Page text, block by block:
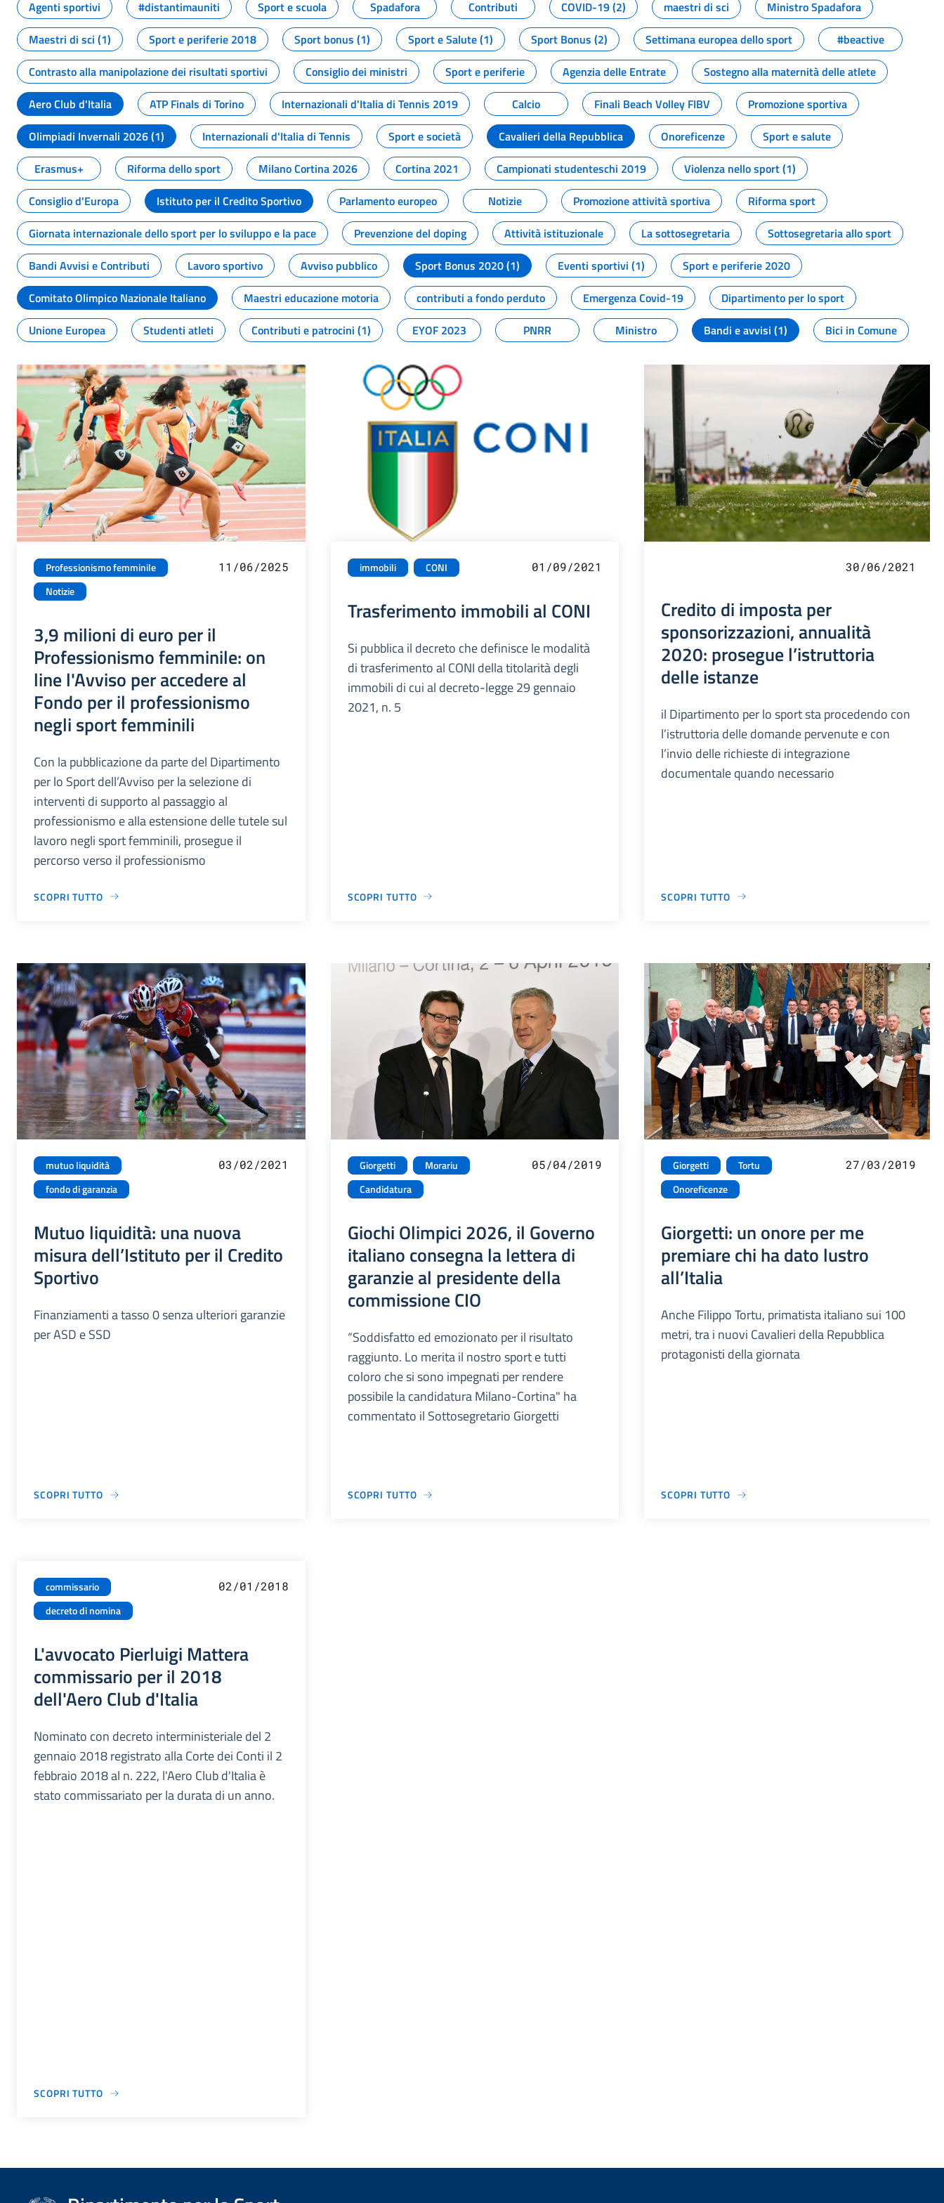
Agenti sportivi
#distantimauniti Sport e scuola Spadafora Contributi COVID-19 (2) maestri di sci
Ministro Spadafora
Maestri di sci (1)
Sport e periferie 2018 Sport bonus (1) Sport e Salute (1) Sport Bonus (2) Settimana europea dello sport
#beactive
Contrasto alla manipolazione dei risultati sportivi
Consiglio dei ministri Sport e periferie Agenzia delle Entrate
Sostegno alla maternità delle atlete
Aero Club d'Italia
ATP Finals di Torino Internazionali d'Italia di Tennis 2019 Calcio Finali Beach Volley FIBV
Promozione sportiva
Olimpiadi Invernali 2026 (1)
Internazionali d'Italia di Tennis Sport e società Cavalieri della Repubblica Onoreficenze
Sport e salute
Erasmus+
Riforma dello sport Milano Cortina 2026 Cortina 2021 Campionati studenteschi 2019
Violenza nello sport (1)
Consiglio d'Europa
Istituto per il Credito Sportivo Parlamento europeo Notizie Promozione attività sportiva
Riforma sport
Giornata internazionale dello sport per lo sviluppo e la pace
Prevenzione del doping Attività istituzionale La sottosegretaria
Sottosegretaria allo sport
Bandi Avvisi e Contributi
Lavoro sportivo Avviso pubblico Sport Bonus 2020 (1) Eventi sportivi (1)
Sport e periferie 2020
Comitato Olimpico Nazionale Italiano
Maestri educazione motoria contributi a fondo perduto Emergenza Covid-19
Dipartimento per lo sport
Unione Europea
Studenti atleti Contributi e patrocini (1) EYOF 2023 PNRR Ministro Bandi e avvisi (1) Bici in Comune
Professionismo femminile
Notizie
11/06/2025
3,9 milioni di euro per il
Professionismo femminile: on
line l'Avviso per accedere al
Fondo per il professionismo
negli sport femminili
Con la pubblicazione da parte del Dipartimento
per lo Sport dell’Avviso per la selezione di
interventi di supporto al passaggio al
professionismo e alla estensione delle tutele sul
lavoro negli sport femminili, prosegue il
percorso verso il professionismo
SCOPRI TUTTO
immobili CONI 01/09/2021
Trasferimento immobili al CONI
Si pubblica il decreto che definisce le modalità
di trasferimento al CONI della titolarità degli
immobili di cui al decreto-legge 29 gennaio
2021, n. 5
SCOPRI TUTTO
30/06/2021
Credito di imposta per
sponsorizzazioni, annualità
2020: prosegue l’istruttoria
delle istanze
il Dipartimento per lo sport sta procedendo con
l’istruttoria delle domande pervenute e con
l’invio delle richieste di integrazione
documentale quando necessario
SCOPRI TUTTO
mutuo liquidità
fondo di garanzia
03/02/2021
Mutuo liquidità: una nuova
misura dell’Istituto per il Credito
Sportivo
Finanziamenti a tasso 0 senza ulteriori garanzie
per ASD e SSD
SCOPRI TUTTO
Giorgetti
Morariu
Candidatura
05/04/2019
Giochi Olimpici 2026, il Governo
italiano consegna la lettera di
garanzie al presidente della
commissione CIO
“Soddisfatto ed emozionato per il risultato
raggiunto. Lo merita il nostro sport e tutti
coloro che si sono impegnati per rendere
possibile la candidatura Milano-Cortina" ha
commentato il Sottosegretario Giorgetti
SCOPRI TUTTO
Giorgetti
Tortu
Onoreficenze
27/03/2019
Giorgetti: un onore per me
premiare chi ha dato lustro
all’Italia
Anche Filippo Tortu, primatista italiano sui 100
metri, tra i nuovi Cavalieri della Repubblica
protagonisti della giornata
SCOPRI TUTTO
commissario
decreto di nomina
02/01/2018
L'avvocato Pierluigi Mattera
commissario per il 2018
dell'Aero Club d'Italia
Nominato con decreto interministeriale del 2
gennaio 2018 registrato alla Corte dei Conti il 2
febbraio 2018 al n. 222, l'Aero Club d'Italia è
stato commissariato per la durata di un anno.
SCOPRI TUTTO